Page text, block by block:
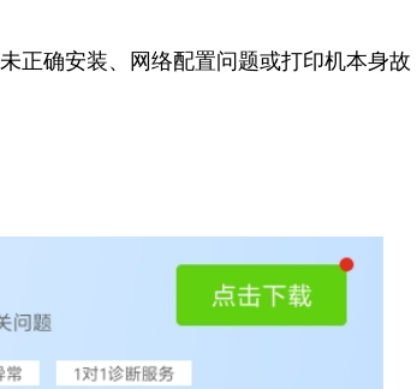
正确安装、网络配置问题或打印机本身故